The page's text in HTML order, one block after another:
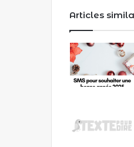
Articles